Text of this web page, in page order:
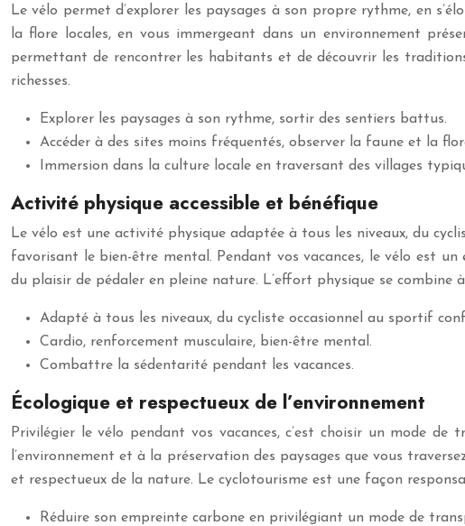
Le vélo permet d’explorer les paysages à son propre rythme, en
la flore locales, en vous immergeant dans un environnement
permettant de rencontrer les habitants et de découvrir les
richesses.
Explorer les paysages à son rythme, sortir des sentiers battus.
Accéder à des sites moins fréquentés, observer la faune et la
Immersion dans la culture locale en traversant des villages
Activité physique accessible et bénéfique
Le vélo est une activité physique adaptée à tous les niveaux, du
favorisant le bien-être mental. Pendant vos vacances, le vélo est
du plaisir de pédaler en pleine nature. L’effort physique se combine
Adapté à tous les niveaux, du cycliste occasionnel au sportif
Cardio, renforcement musculaire, bien-être mental.
Combattre la sédentarité pendant les vacances.
Écologique et respectueux de l’environnement
Privilégier le vélo pendant vos vacances, c’est choisir un mode
l’environnement et à la préservation des paysages que vous
et respectueux de la nature. Le cyclotourisme est une façon
Réduire son empreinte carbone en privilégiant un mode de